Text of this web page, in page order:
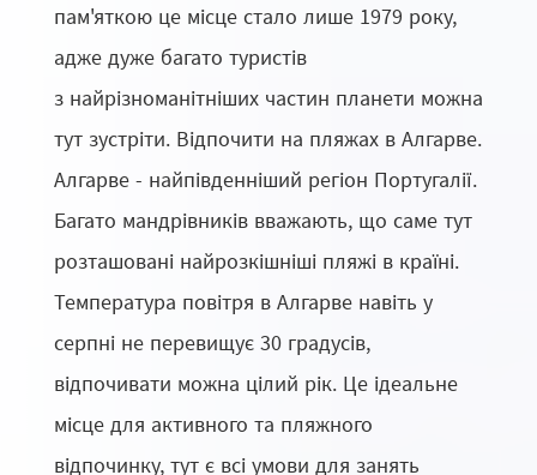
пам'яткою це місце стало лише 1979 року,
адже дуже багато туристів
з найрізноманітніших частин планети можна
тут зустріти. Відпочити на пляжах в Алгарве.
Алгарве - найпівденніший регіон Португалії.
Багато мандрівників вважають, що саме тут
розташовані найрозкішніші пляжі в країні.
Температура повітря в Алгарве навіть у
серпні не перевищує 30 градусів,
відпочивати можна цілий рік. Це ідеальне
місце для активного та пляжного
відпочинку, тут є всі умови для занять